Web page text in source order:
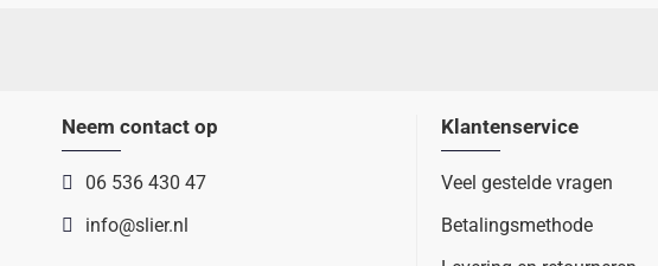
Neem contact op
06 536 430 47
info@slier.nl
Klantenservice
Veel gestelde vragen
Betalingsmethode